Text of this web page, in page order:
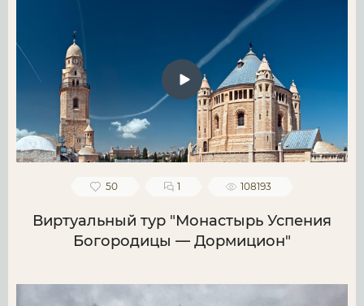
50 1 108193
Виртуальный тур "Монастырь Успения
Богородицы — Дормицион"